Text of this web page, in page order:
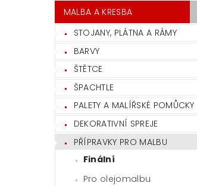
MALBA A KRESBA
STOJANY, PLÁTNA A RÁMY
BARVY
ŠTĚTCE
ŠPACHTLE
PALETY A MALÍŘSKÉ POMŮCKY
DEKORATIVNÍ SPREJE
PŘÍPRAVKY PRO MALBU
Finální
Pro olejomalbu